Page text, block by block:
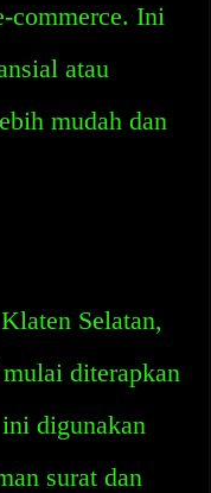
commerce. Ini
atau
mudah dan
Selatan,
diterapkan
digunakan
surat dan